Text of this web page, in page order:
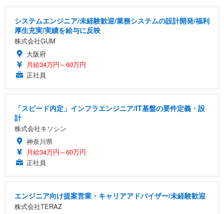
システムエンジニア/未経験歓迎/業務システムの設計開発/福利
厚生充実/実績を給与に反映
株式会社GUM
大阪府
月給34万円～60万円
正社員
「スピード内定」インフラエンジニア/IT基盤の要件定義・設
計
株式会社キソシン
神奈川県
月給34万円～60万円
正社員
エンジニア向け提案営業・キャリアアドバイザー/未経験歓迎
株式会社TERAZ